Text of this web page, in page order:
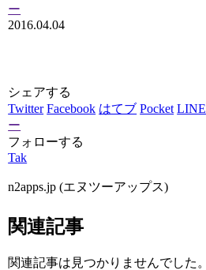
ー
2016.04.04
シェアする
Twitter Facebook はてブ Pocket LINE
ー
フォローする
Tak
n2apps.jp (エヌツーアップス)
関連記事
関連記事は見つかりませんでした。